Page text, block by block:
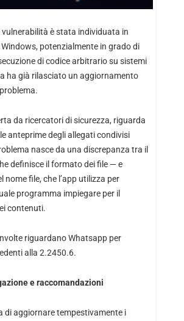
vulnerabilità è stata individuata in
potenzialmente in grado di
di codice arbitrario su sistemi
ha già rilasciato un aggiornamento
da ricercatori di sicurezza, riguarda
anteprime degli allegati condivisi
nasce da una discrepanza tra il
definisce il formato dei file — e
nome file, che l’app utilizza per
programma impiegare per il
contenuti.
riguardano Whatsapp per
alla 2.2450.6.
e raccomandazioni
di aggiornare tempestivamente i